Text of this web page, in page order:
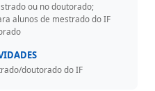
ou no doutorado;
alunos de mestrado do IF
doutorado do IF